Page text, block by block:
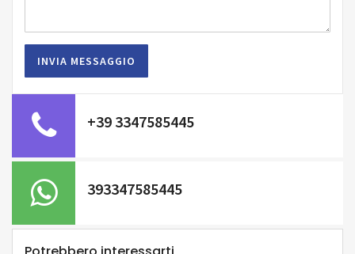
+39 3347585445
393347585445